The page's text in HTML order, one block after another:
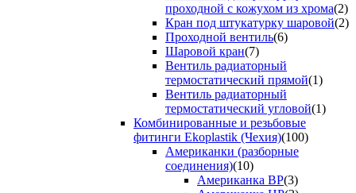
проходной с кожухом из хрома(2)
Кран под штукатурку шаровой(2)
Проходной вентиль(6)
Шаровой кран(7)
Вентиль радиаторный
термостатический прямой(1)
Вентиль радиаторный
термостатический угловой(1)
Комбинированные и резьбовые
фитинги Ekoplastik (Чехия)(100)
Американки (разборные
соединения)(10)
Американка ВР(3)